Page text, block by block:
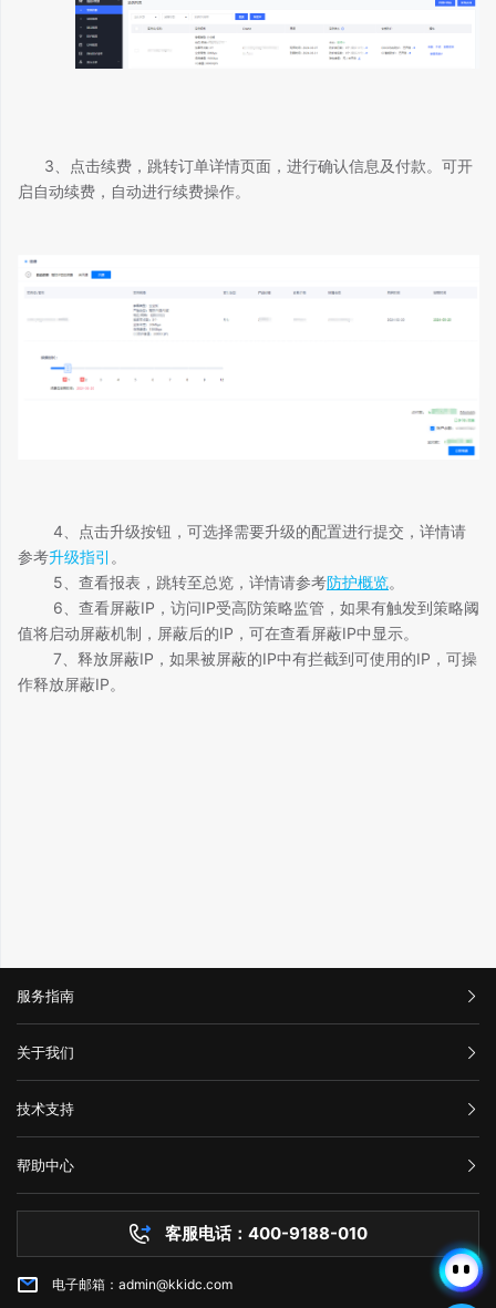
3、点击续费，跳转订单详情页面，进行确认信息及付款。可开
启自动续费，自动进行续费操作。
4、点击升级按钮，可选择需要升级的配置进行提交，详情请
参考升级指引 。
5、查看报表，跳转至总览，详情请参考防护概览。
6、查看屏蔽IP，访问IP受高防策略监管，如果有触发到策略阈
值将启动屏蔽机制，屏蔽后的IP，可在查看屏蔽IP中显示。
7、释放屏蔽IP，如果被屏蔽的IP中有拦截到可使用的IP，可操
作释放屏蔽IP。
服务指南
汇款信息
购买流程
服务条款
关于我们
公司介绍
举报中心
隐私声明
技术支持
网站备案
技术文档
帮助中心
服务器问题
市场资讯
客服电话：400-9188-010
电子邮箱：admin@kkidc.com